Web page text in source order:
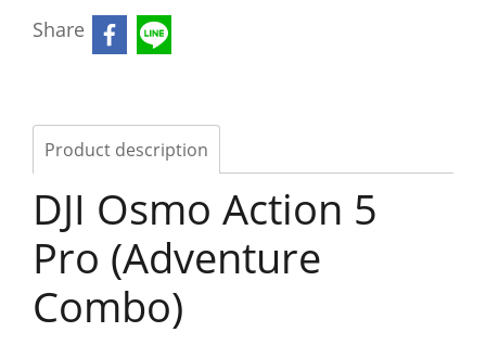
Share
Product description
DJI Osmo Action 5
Pro (Adventure
Combo)